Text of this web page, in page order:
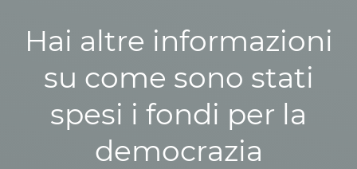
Hai altre informazioni
su come sono stati
spesi i fondi per la
democrazia